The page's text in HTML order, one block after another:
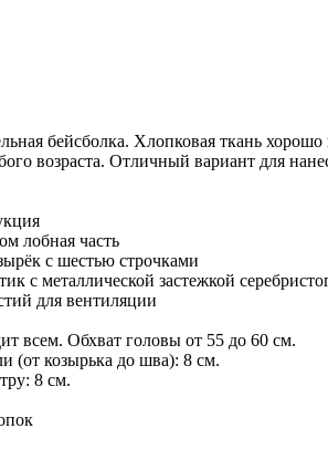
бейсболка. Хлопковая ткань
возраста. Отличный вариант для
лобная часть
с шестью строчками
с металлической застежкой
для вентиляции
всем. Обхват головы от 55 до 60 см.
(от козырька до шва): 8 см.
8 см.